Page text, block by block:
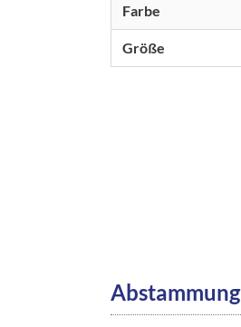
Farbe
Größe
Abstammung